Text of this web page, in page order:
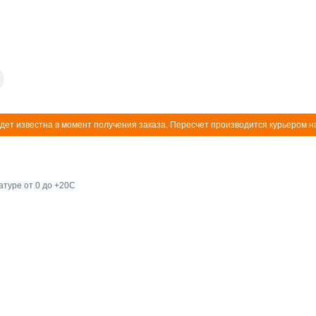
известна в момент получения заказа. Пересчет производится курьером
от 0 до +20С